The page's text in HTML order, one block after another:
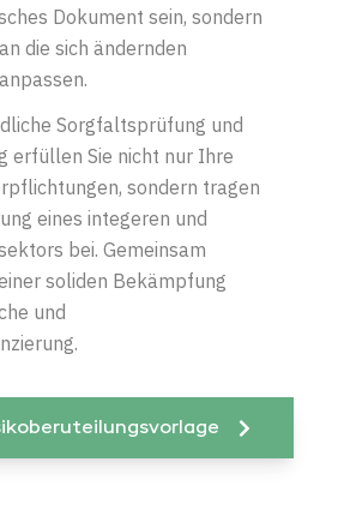
Dokument sein, sondern
die sich ändernden
Sorgfaltsprüfung und
erfüllen Sie nicht nur Ihre
sondern tragen
eines integeren und
bei. Gemeinsam
soliden Bekämpfung
und